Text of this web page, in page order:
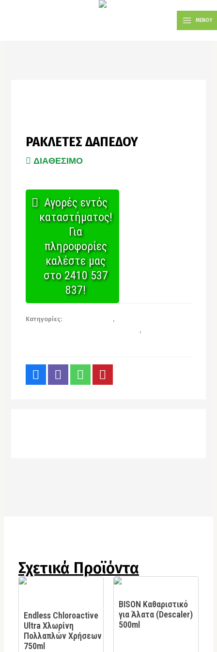
MAIN
MENUΜΕΝΟΥ
ΡΑΚΛΈΤΕΣ ΔΑΠΈΔΟΥ
ΔΙΑΘΕΣΙΜΟ
Αγορές εντός
καταστήματος!
Για
πληροφορίες
καλέστε μας
στο 2410 537
837!
Κατηγορίες: ,
,
Σχετικά Προϊόντα
Endless Chloroactive
Ultra Χλωρίνη
Πολλαπλών Χρήσεων
750ml
BISON Καθαριστικό
για Άλατα (Descaler)
500ml